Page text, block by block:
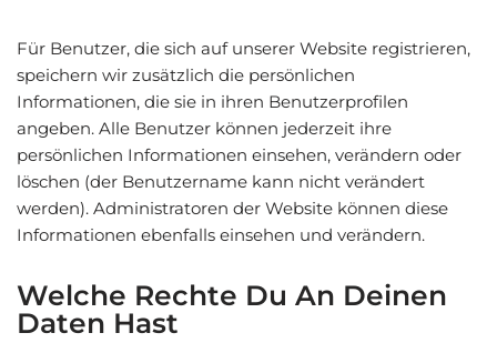
Für Benutzer, die sich auf unserer Website registrieren,
speichern wir zusätzlich die persönlichen
Informationen, die sie in ihren Benutzerprofilen
angeben. Alle Benutzer können jederzeit ihre
persönlichen Informationen einsehen, verändern oder
löschen (der Benutzername kann nicht verändert
werden). Administratoren der Website können diese
Informationen ebenfalls einsehen und verändern.
Welche Rechte Du An Deinen
Daten Hast